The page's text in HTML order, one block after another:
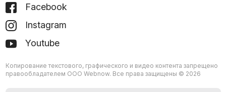
Facebook
Instagram
Youtube
Копирование текстового, графического и видео контента запрещено
правообладателем ООО Webnow. Все права защищены © 2026